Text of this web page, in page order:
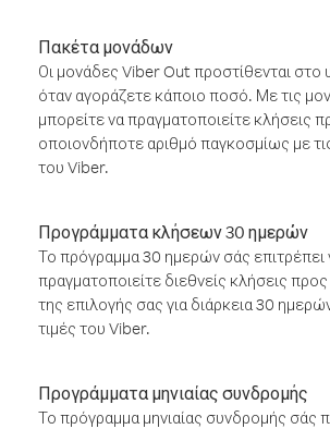
Πακέτα μονάδων
Οι μονάδες Viber Out προστίθενται στο
όταν αγοράζετε κάποιο ποσό. Με τις
μπορείτε να πραγματοποιείτε κλήσεις
οποιονδήποτε αριθμό παγκοσμίως με
του Viber.
Προγράμματα κλήσεων 30 ημερών
Το πρόγραμμα 30 ημερών σάς επιτρέπει
πραγματοποιείτε διεθνείς κλήσεις
της επιλογής σας για διάρκεια 30
τιμές του Viber.
Προγράμματα μηνιαίας συνδρομής
Το πρόγραμμα μηνιαίας συνδρομής σάς